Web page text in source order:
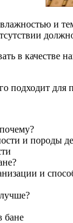
и
в качестве
подходит
и породы
и
бане